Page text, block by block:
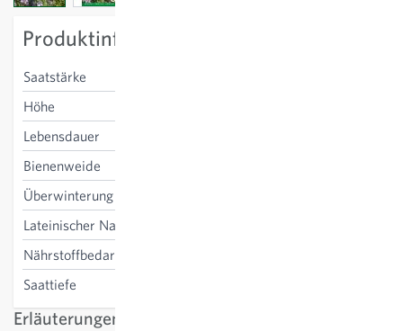
Produktinformation
Saatstärke
Höhe
Lebensdauer
Bienenweide
Überwinterung
Lateinischer Name
Nährstoffbedarf
Saattiefe
Erläuterungen